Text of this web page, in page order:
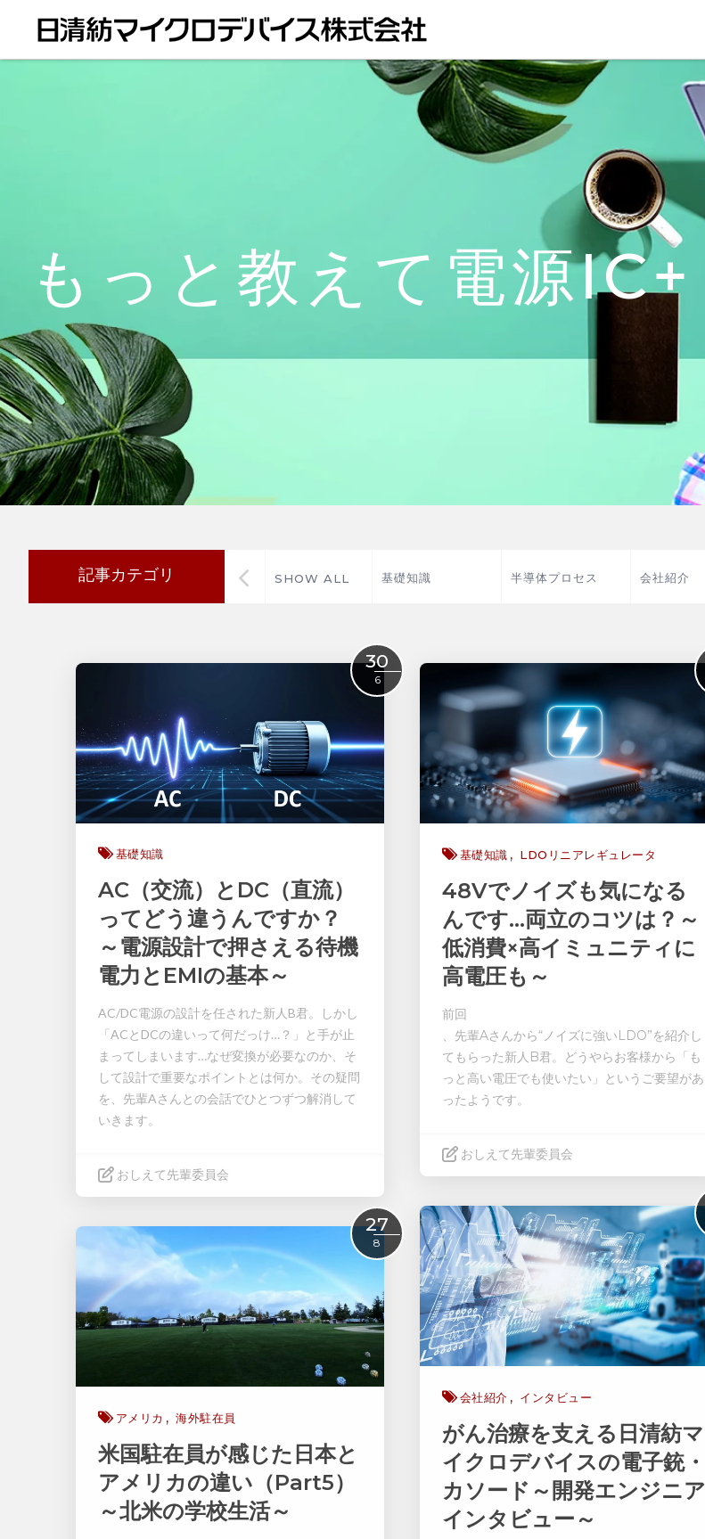
もっと教えて電源IC+
記事カテゴリ SHOW ALL 基礎知識 半導体プロセス 会社紹介
30
6
基礎知識
AC（交流）とDC（直流）
ってどう違うんですか？
～電源設計で押さえる待機
電力とEMIの基本～
AC/DC電源の設計を任された新人B君。しかし
「ACとDCの違いって何だっけ…？」と手が止
まってしまいます…なぜ変換が必要なのか、そ
して設計で重要なポイントとは何か。その疑問
を、先輩Aさんとの会話でひとつずつ解消して
いきます。
おしえて先輩委員会
基礎知識 LDOリニアレギュレータ
48Vでノイズも気になる
んです…両立のコツは？～
低消費×高イミュニティに
高電圧も～
前回
、先輩Aさんから“ノイズに強いLDO”を紹介し
てもらった新人B君。どうやらお客様から「も
っと高い電圧でも使いたい」というご要望があ
ったようです。
おしえて先輩委員会
会社紹介 インタビュー
がん治療を支える日清紡マ
イクロデバイスの電子銃・
カソード～開発エンジニア
インタビュー～
27
8
アメリカ 海外駐在員
米国駐在員が感じた日本と
アメリカの違い（Part5）
～北米の学校生活～